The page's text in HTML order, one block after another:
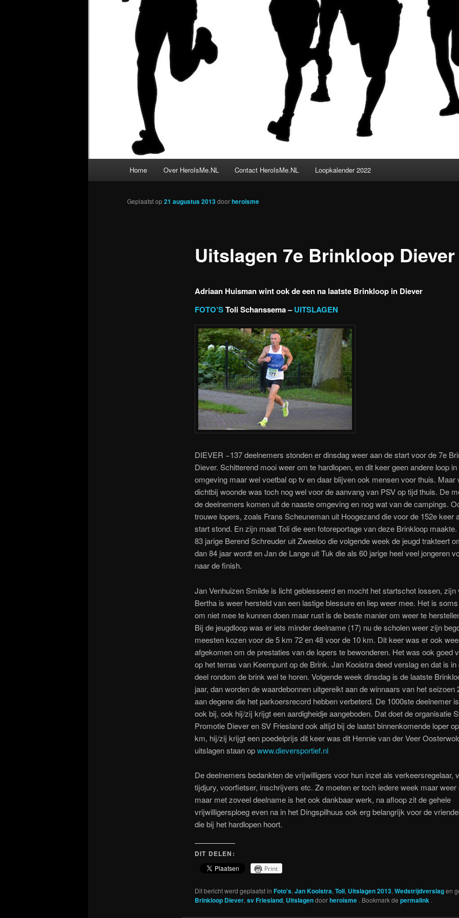
Home Over HeroIsMe.NL Contact HeroIsMe.NL Loopkalender 2022
Uitslagen 7e Brinkloop Diever
Geplaatst op21 augustus 2013doorheroisme
Adriaan Huisman wint ook de een na laatste Brinkloop in Diever
FOTO’SToli Schanssema –UITSLAGEN
DIEVER −137 deelnemers stonden er dinsdag weer aan de start voor de 7e
Diever. Schitterend mooi weer om te hardlopen, en dit keer geen andere loop in
omgeving maar wel voetbal op tv en daar blijven ook mensen voor thuis. Maar
dichtbij woonde was toch nog wel voor de aanvang van PSV op tijd thuis. De
de deelnemers komen uit de naaste omgeving en nog wat van de campings.
trouwe lopers, zoals Frans Scheuneman uit Hoogezand die voor de 152e keer
start stond. En zijn maat Toli die een fotoreportage van deze Brinkloop
83 jarige Berend Schreuder uit Zweeloo die volgende week de jeugd trakteert
dan 84 jaar wordt en Jan de Lange uit Tuk die als 60 jarige heel veel jongeren
naar de finish.
Jan Venhuizen Smilde is licht geblesseerd en mocht het startschot lossen, zijn
Bertha is weer hersteld van een lastige blessure en liep weer mee. Het is
om niet mee te kunnen doen maar rust is de beste manier om weer te
Bij de jeugdloop was er iets minder deelname (17) nu de scholen weer zijn
meesten kozen voor de 5 km 72 en 48 voor de 10 km. Dit keer was er ook
afgekomen om de prestaties van de lopers te bewonderen. Het was ook goed
op het terras van Keernpunt op de Brink. Jan Kooistra deed verslag en dat is in
deel rondom de brink wel te horen. Volgende week dinsdag is de laatste
jaar, dan worden de waardebonnen uitgereikt aan de winnaars van het seizoen
aan degene die het parkoersrecord hebben verbeterd. De 1000ste deelnemer
ook bij, ook hij/zij krijgt een aardigheidje aangeboden. Dat doet de organisatie
Promotie Diever en SV Friesland ook altijd bij de laatst binnenkomende loper
km, hij/zij krijgt een poedelprijs dit keer was dit Hennie van der Veer
uitslagen staan opwww.dieversportief.nl
De deelnemers bedankten de vrijwilligers voor hun inzet als verkeersregelaar,
tijdjury, voorfietser, inschrijvers etc. Ze moeten er toch iedere week maar weer
maar met zoveel deelname is het ook dankbaar werk, na afloop zit de gehele
vrijwilligersploeg even na in het Dingspilhuus ook erg belangrijk voor de
die bij het hardlopen hoort.
DIT DELEN:
Print
Dit bericht werd geplaatst in Foto's, Jan Kooistra, Toli, Uitslagen 2013, Wedstrijdverslagen
Brinkloop Diever, sv Friesland, Uitslagendoorheroisme . Bookmark de permalink .